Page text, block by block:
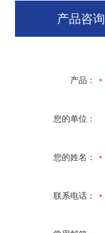
产品咨询
产品：
您的单位：
您的姓名：
联系电话：